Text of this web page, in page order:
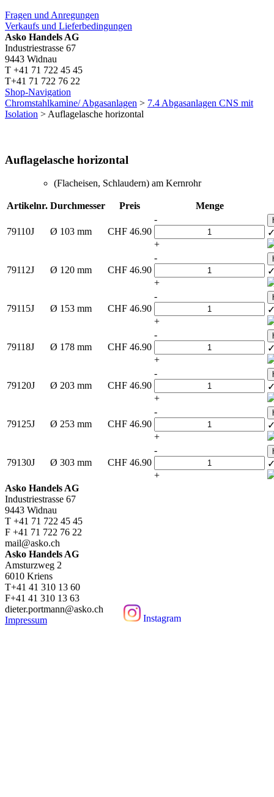
Instagram
Fragen und Anregungen
Verkaufs und Lieferbedingungen
Asko Handels AG
Industriestrasse 67
9443 Widnau
T +41 71 722 45 45
T+41 71 722 76 22
Shop-Navigation
Chromstahlkamine/ Abgasanlagen > 7.4 Abgasanlagen CNS mit
Isolation > Auflagelasche horizontal
Auflagelasche horizontal
(Flacheisen, Schlaudern) am Kernrohr
Artikelnr. Durchmesser Preis Menge
79110J Ø 103 mm CHF 46.90
-
+
79112J Ø 120 mm CHF 46.90
-
+
79115J Ø 153 mm CHF 46.90
-
+
79118J Ø 178 mm CHF 46.90
-
+
79120J Ø 203 mm CHF 46.90
-
+
79125J Ø 253 mm CHF 46.90
-
+
79130J Ø 303 mm CHF 46.90
-
+
Asko Handels AG
Industriestrasse 67
9443 Widnau
T +41 71 722 45 45
F +41 71 722 76 22
mail@asko.ch
Asko Handels AG
Amsturzweg 2
6010 Kriens
T+41 41 310 13 60
F+41 41 310 13 63
dieter.portmann@asko.ch
Impressum